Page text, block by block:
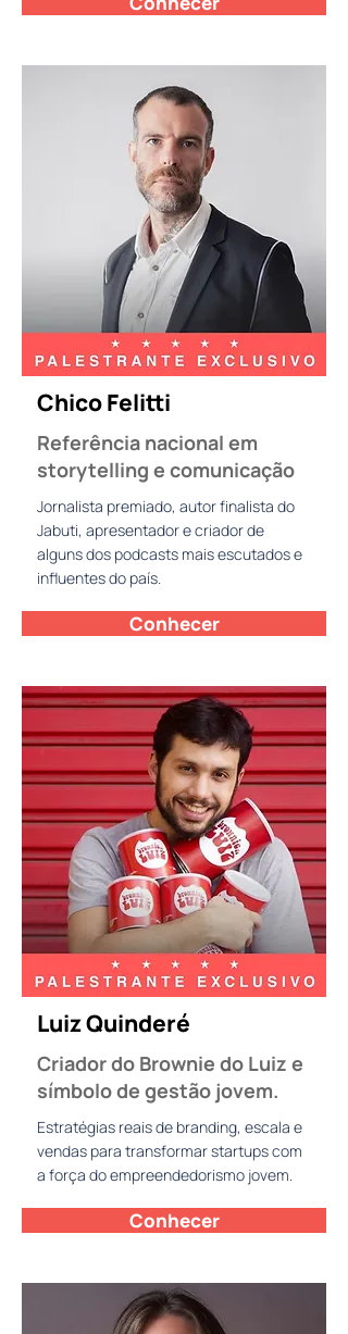
Chico Felitti
Referência nacional em
storytelling e comunicação
Jornalista premiado, autor finalista do
Jabuti, apresentador e criador de
alguns dos podcasts mais escutados e
influentes do país.
Conhecer
Luiz Quinderé
Criador do Brownie do Luiz e
símbolo de gestão jovem.
Estratégias reais de branding, escala e
vendas para transformar startups com
a força do empreendedorismo jovem.
Conhecer